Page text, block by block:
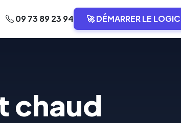
09 73 89 23 94 🚀 DÉMARRER LE
chaud